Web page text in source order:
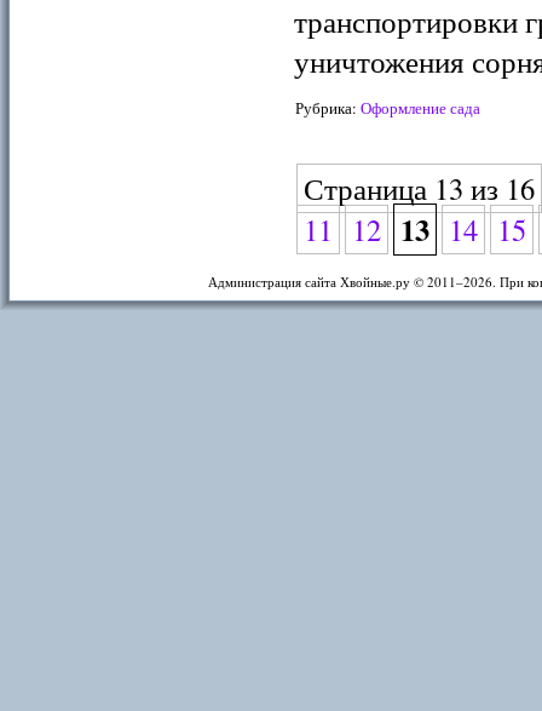
транспортировки
уничтожения
Рубрика: Оформление сада
Страница 13 из 16
11
12 13 14 15
Администрация сайта Хвойные.ру © 2011–2026. При